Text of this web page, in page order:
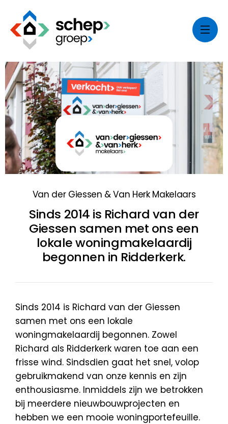
Van der Giessen & Van Herk Makelaars
Sinds 2014 is Richard van der
Giessen samen met ons een
lokale woningmakelaardij
begonnen in Ridderkerk.
Sinds 2014 is Richard van der Giessen
samen met ons een lokale
woningmakelaardij begonnen. Zowel
Richard als Ridderkerk waren toe aan een
frisse wind. Sindsdien gaat het snel, volop
gebruikmakend van onze kennis en zijn
enthousiasme. Inmiddels zijn we betrokken
bij meerdere nieuwbouwprojecten en
hebben we een mooie woningportefeuille.